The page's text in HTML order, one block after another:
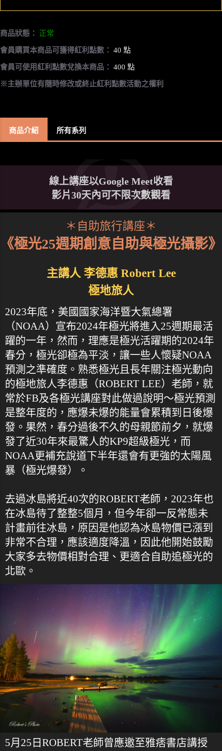
商品狀態： 正常
會員購買本商品可獲得紅利點數： 40 點
會員可使用紅利點數兌換本商品： 400 點
※主辦單位有隨時修改或終止紅利點數活動之權利
商品介紹 所有系列
線上講座以Google Meet收看
影片30天內可不限次數觀看
＊自助旅行講座＊
《極光25週期創意自助與極光攝影》
主講人 李德惠 Robert Lee
極地旅人
2023年底，美國國家海洋暨大氣總署
（NOAA）宣布2024年極光將進入25週期最活
躍的一年，然而，理應是極光活躍期的2024年
春分，極光卻極為平淡，讓一些人懷疑NOAA
預測之準確度。熟悉極光且長年關注極光動向
的極地旅人李德惠（ROBERT LEE）老師，就
常於FB及各極光講座對此做過說明～極光預測
是整年度的，應爆未爆的能量會累積到日後爆
發。果然，春分過後不久的母親節前夕，就爆
發了近30年來最驚人的KP9超級極光，而
NOAA更補充說道下半年還會有更強的太陽風
暴（極光爆發）。
去過冰島將近40次的ROBERT老師，2023年也
在冰島待了整整5個月，但今年卻一反常態未
計畫前往冰島，原因是他認為冰島物價已漲到
非常不合理，應該適度降溫，因此他開始鼓勵
大家多去物價相對合理、更適合自助追極光的
北歐。
5月25日ROBERT老師曾應邀至雅痞書店講授